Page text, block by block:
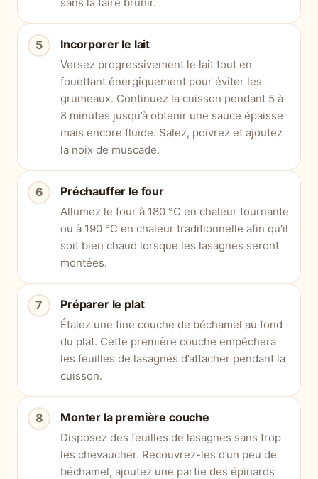
Incorporer le lait
Versez progressivement le lait tout en
fouettant énergiquement pour éviter les
grumeaux. Continuez la cuisson pendant 5 à
8 minutes jusqu’à obtenir une sauce épaisse
mais encore fluide. Salez, poivrez et ajoutez
la noix de muscade.
Préchauffer le four
Allumez le four à 180 °C en chaleur tournante
ou à 190 °C en chaleur traditionnelle afin qu’il
soit bien chaud lorsque les lasagnes seront
montées.
Préparer le plat
Étalez une fine couche de béchamel au fond
du plat. Cette première couche empêchera
les feuilles de lasagnes d’attacher pendant la
cuisson.
Monter la première couche
Disposez des feuilles de lasagnes sans trop
les chevaucher. Recouvrez-les d’un peu de
béchamel, ajoutez une partie des épinards